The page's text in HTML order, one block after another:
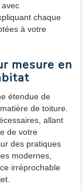
chaque
à votre
mesure en
étendue de
de toiture.
allant
de votre
des pratiques
modernes,
irréprochable